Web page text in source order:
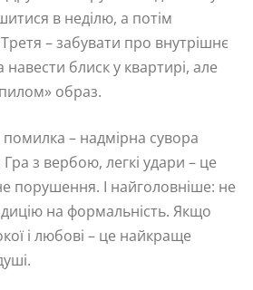
в неділю, а потім
– забувати про внутрішнє
блиск у квартирі, але
образ.
– надмірна сувора
з вербою, легкі удари – це
порушення. І найголовніше: не
на формальність. Якщо
і любові – це найкраще